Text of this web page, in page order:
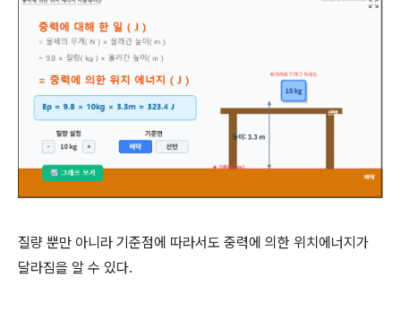
질량 뿐만 아니라 기준점에 따라서도 중력에 의한 위치에너지가
달라짐을 알 수 있다.